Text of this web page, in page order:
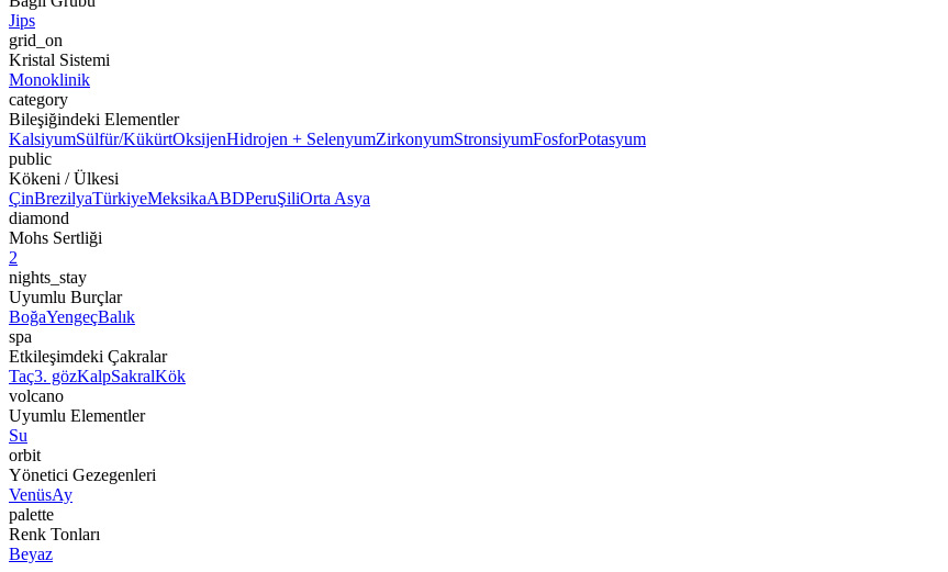
Jips
grid_on
Kristal Sistemi
Monoklinik
category
Bileşiğindeki Elementler
KalsiyumSülfür/KükürtOksijenHidrojen + SelenyumZirkonyumStronsiyumFosforPotasyum
public
Kökeni / Ülkesi
ÇinBrezilyaTürkiyeMeksikaABDPeruŞiliOrta Asya
diamond
Mohs Sertliği
2
nights_stay
Uyumlu Burçlar
BoğaYengeçBalık
spa
Etkileşimdeki Çakralar
Taç3. gözKalpSakralKök
volcano
Uyumlu Elementler
Su
orbit
Yönetici Gezegenleri
VenüsAy
palette
Renk Tonları
Beyaz